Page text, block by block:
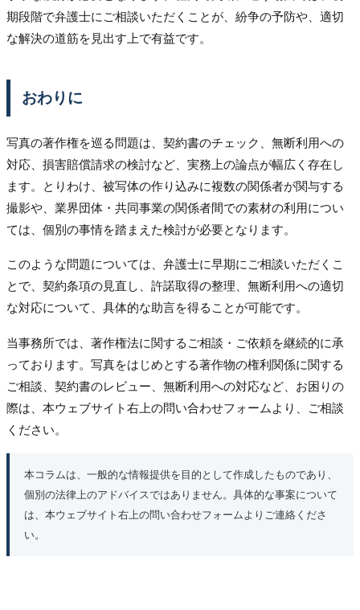
期段階で弁護士にご相談いただくことが、紛争の予防や、適切
な解決の道筋を見出す上で有益です。
おわりに
写真の著作権を巡る問題は、契約書のチェック、無断利用への
対応、損害賠償請求の検討など、実務上の論点が幅広く存在し
ます。とりわけ、被写体の作り込みに複数の関係者が関与する
撮影や、業界団体・共同事業の関係者間での素材の利用につい
ては、個別の事情を踏まえた検討が必要となります。
このような問題については、弁護士に早期にご相談いただくこ
とで、契約条項の見直し、許諾取得の整理、無断利用への適切
な対応について、具体的な助言を得ることが可能です。
当事務所では、著作権法に関するご相談・ご依頼を継続的に承
っております。写真をはじめとする著作物の権利関係に関する
ご相談、契約書のレビュー、無断利用への対応など、お困りの
際は、本ウェブサイト右上の問い合わせフォームより、ご相談
ください。
本コラムは、一般的な情報提供を目的として作成したものであり、
個別の法律上のアドバイスではありません。具体的な事案について
は、本ウェブサイト右上の問い合わせフォームよりご連絡くださ
い。